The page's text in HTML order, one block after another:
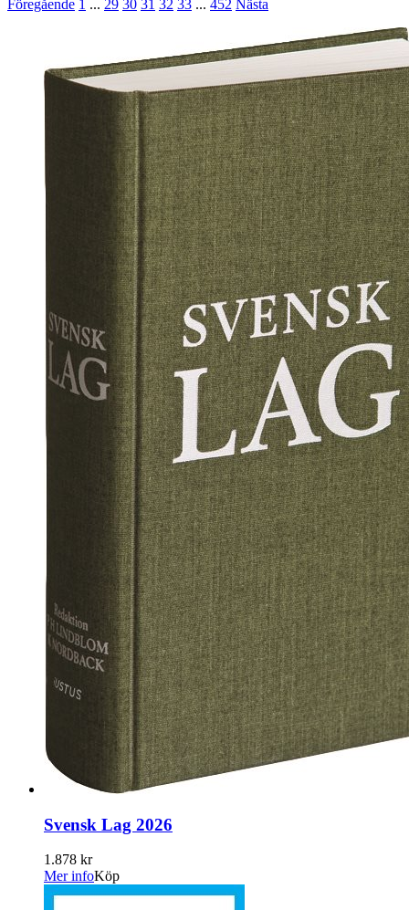
Föregående 1 ... 29 30 31 32 33 ... 452 Nästa
Svensk Lag 2026
1.878 kr
Mer infoKöp